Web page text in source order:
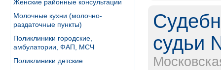
Женские районные консультации
Молочные кухни (молочно-
раздаточные пункты)
Поликлиники городские,
амбулатории, ФАП, МСЧ
Поликлиники детские
судьи